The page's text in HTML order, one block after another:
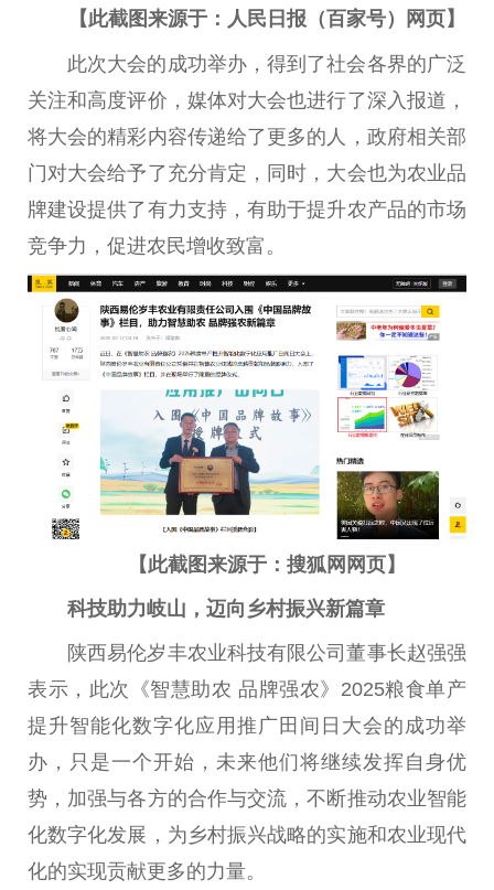
【此截图来源于：人民日报（百家号）网页】
此次大会的成功举办，得到了社会各界的广泛
关注和高度评价，媒体对大会也进行了深入报道，
将大会的精彩内容传递给了更多的人，政府相关部
门对大会给予了充分肯定，同时，大会也为农业品
牌建设提供了有力支持，有助于提升农产品的市场
竞争力，促进农民增收致富。
【此截图来源于：搜狐网网页】
科技助力岐山，迈向乡村振兴新篇章
陕西易伦岁丰农业科技有限公司董事长赵强强
表示，此次《智慧助农 品牌强农》2025粮食单产
提升智能化数字化应用推广田间日大会的成功举
办，只是一个开始，未来他们将继续发挥自身优
势，加强与各方的合作与交流，不断推动农业智能
化数字化发展，为乡村振兴战略的实施和农业现代
化的实现贡献更多的力量。